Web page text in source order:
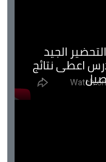
الجيد
اعطى نتائج